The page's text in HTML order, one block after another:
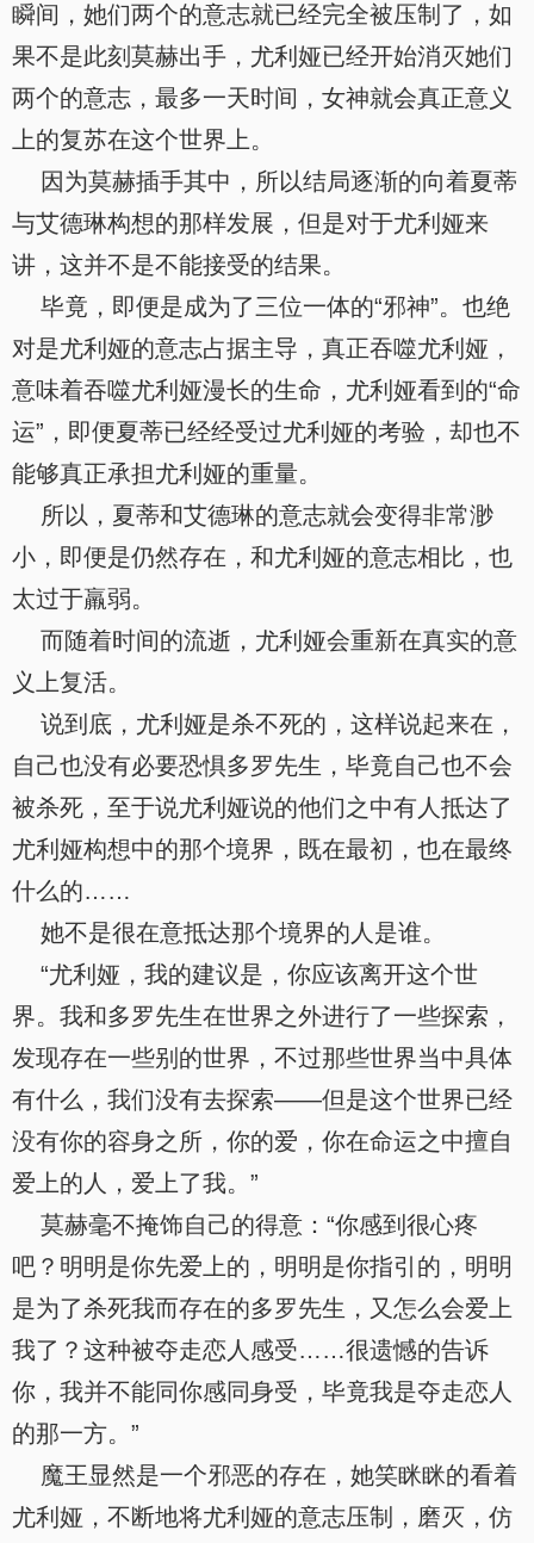
瞬间，她们两个的意志就已经完全被压制了，如
果不是此刻莫赫出手，尤利娅已经开始消灭她们
两个的意志，最多一天时间，女神就会真正意义
上的复苏在这个世界上。
因为莫赫插手其中，所以结局逐渐的向着夏蒂
与艾德琳构想的那样发展，但是对于尤利娅来
讲，这并不是不能接受的结果。
毕竟，即便是成为了三位一体的“邪神”。也绝
对是尤利娅的意志占据主导，真正吞噬尤利娅，
意味着吞噬尤利娅漫长的生命，尤利娅看到的“命
运”，即便夏蒂已经经受过尤利娅的考验，却也不
能够真正承担尤利娅的重量。
所以，夏蒂和艾德琳的意志就会变得非常渺
小，即便是仍然存在，和尤利娅的意志相比，也
太过于羸弱。
而随着时间的流逝，尤利娅会重新在真实的意
义上复活。
说到底，尤利娅是杀不死的，这样说起来在，
自己也没有必要恐惧多罗先生，毕竟自己也不会
被杀死，至于说尤利娅说的他们之中有人抵达了
尤利娅构想中的那个境界，既在最初，也在最终
什么的……
她不是很在意抵达那个境界的人是谁。
“尤利娅，我的建议是，你应该离开这个世
界。我和多罗先生在世界之外进行了一些探索，
发现存在一些别的世界，不过那些世界当中具体
有什么，我们没有去探索——但是这个世界已经
没有你的容身之所，你的爱，你在命运之中擅自
爱上的人，爱上了我。”
莫赫毫不掩饰自己的得意：“你感到很心疼
吧？明明是你先爱上的，明明是你指引的，明明
是为了杀死我而存在的多罗先生，又怎么会爱上
我了？这种被夺走恋人感受……很遗憾的告诉
你，我并不能同你感同身受，毕竟我是夺走恋人
的那一方。”
魔王显然是一个邪恶的存在，她笑眯眯的看着
尤利娅，不断地将尤利娅的意志压制，磨灭，仿